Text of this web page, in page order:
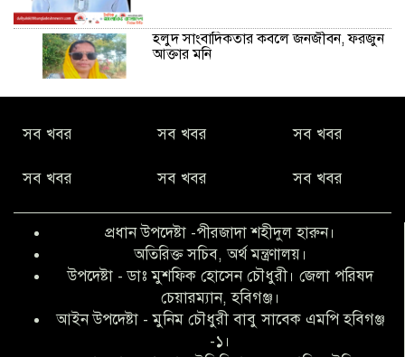
হলুদ সাংবাদিকতার কবলে জনজীবন, ফরজুন
আক্তার মনি
কিবরিয়া
বৃত্তি পরীক্ষার সুযোগ করে দিলেন প্রধান শিক্ষক
ফারুক মাস্টার
আব্দুল হক তালুকদার ফাউন্ডেশন মানবতার
শিকড় ছুঁই ছুঁই,ফরজুন আক্তার মনি
সব খবর সব খবর সব খবর
সব খবর সব খবর সব খবর
প্রধান উপদেষ্টা -পীরজাদা শহীদুল হারুন।
অতিরিক্ত সচিব, অর্থ মন্ত্রণালয়।
উপদেষ্টা - ডাঃ মুশফিক হোসেন চৌধুরী। জেলা পরিষদ
চেয়ারম্যান, হবিগঞ্জ।
আইন উপদেষ্টা - মুনিম চৌধুরী বাবু সাবেক এমপি হবিগঞ্জ
-১।